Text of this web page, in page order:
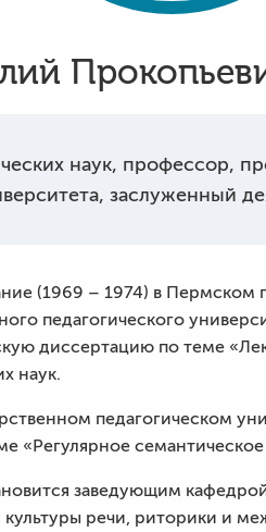
наук, профессор,
заслуженный
(1969 – 1974) в Пермском
педагогического
диссертацию по теме
наук.
педагогическом
семантическое
заведующим
речи, риторики и